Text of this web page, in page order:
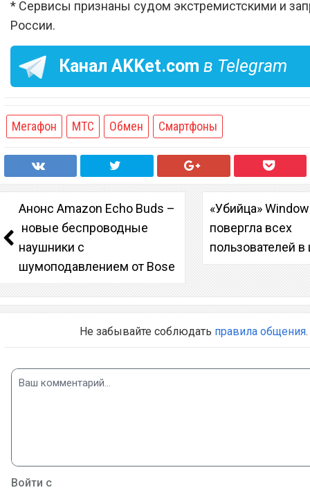
* Сервисы признаны судом экстремистскими и
России.
Канал AKKet.com в Telegram
Мегафон МТС Обмен Смартфоны
Анонс Amazon Echo Buds –
новые беспроводные
наушники с
шумоподавлением от Bose
«Убийца»
повергла всех
пользователей
Не забывайте соблюдать правила общения.
Войти с